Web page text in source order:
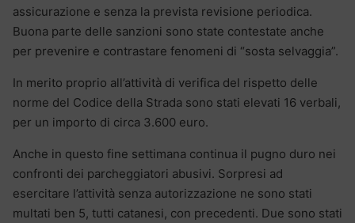
assicurazione e senza la prevista revisione periodica.
Buona parte delle sanzioni sono state contestate anche
per prevenire e contrastare fenomeni di “sosta selvaggia”.
In merito proprio all’attività di verifica del rispetto delle
norme del Codice della Strada sono stati elevati 16 verbali,
per un importo di circa 3.600 euro.
Anche in questo fine settimana continua il pugno duro nei
confronti dei parcheggiatori abusivi. Sorpresi ad
esercitare l’attività senza autorizzazione ne sono stati
multati ben 5, tutti catanesi, con precedenti. Due sono stati